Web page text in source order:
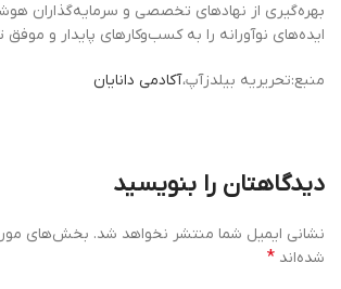
بهره‌گیری از نهادهای تخصصی و سرمایه‌گذاران
ایده‌های نوآورانه را به کسب‌وکارهای پایدار و موفق
منبع:تحریریه بیلدزآپ،آکادمی دانایان
دیدگاهتان را بنویسید
نشانی ایمیل شما منتشر نخواهد شد. بخش‌های
شده‌اند *